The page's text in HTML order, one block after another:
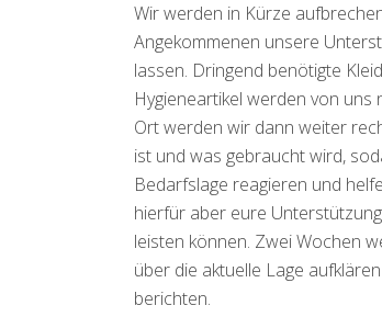
Wir werden in Kürze
Angekommenen unsere
lassen. Dringend benötigte
Hygieneartikel werden von uns
Ort werden wir dann weiter
ist und was gebraucht wird,
Bedarfslage reagieren und
hierfür aber eure
leisten können. Zwei Wochen
über die aktuelle Lage
berichten.